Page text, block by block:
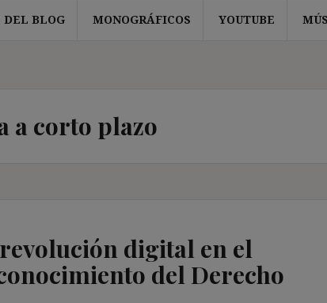
DEL BLOG MONOGRÁFICOS YOUTUBE
a corto plazo
digital en el
del Derecho